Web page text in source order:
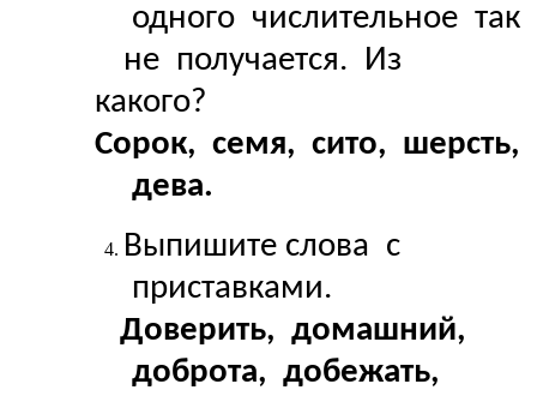
одного числительное так
не получается. Из
какого?
Сорок, семя, сито, шерсть,
дева.
Выпишите слова с
приставками.
Доверить, домашний,
доброта, добежать,